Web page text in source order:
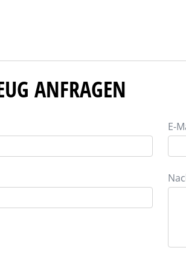
ANFRAGEN
E-